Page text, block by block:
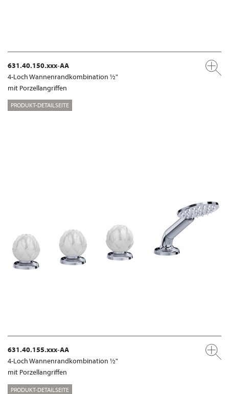
631.40.150.xxx-AA
4-Loch Wannenrandkombination ½"
mit Porzellangriffen
PRODUKT-DETAILSEITE
631.40.155.xxx-AA
4-Loch Wannenrandkombination ½"
mit Porzellangriffen
PRODUKT-DETAILSEITE